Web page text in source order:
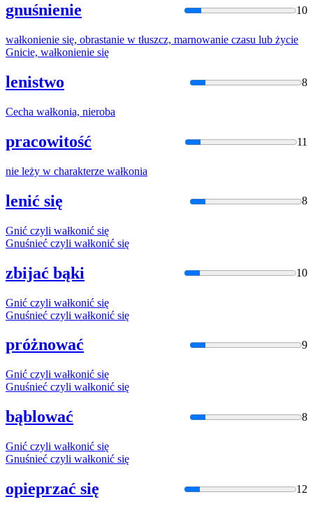
gnuśnienie 10
wałkonienie się, obrastanie w tłuszcz, marnowanie czasu lub życie
Gnicie, wałkonienie się
lenistwo 8
Cecha wałkonia, nieroba
pracowitość 11
nie leży w charakterze wałkonia
lenić się 8
Gnić czyli wałkonić się
Gnuśnieć czyli wałkonić się
zbijać bąki 10
Gnić czyli wałkonić się
Gnuśnieć czyli wałkonić się
próżnować 9
Gnić czyli wałkonić się
Gnuśnieć czyli wałkonić się
bąblować 8
Gnić czyli wałkonić się
Gnuśnieć czyli wałkonić się
opieprzać się 12